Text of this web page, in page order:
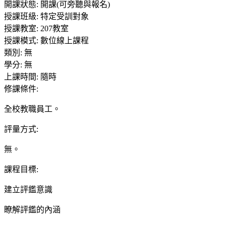
開課狀態: 開課(可旁聽與報名)
授課班級: 特定受訓對象
授課教室: 207教室
授課模式: 數位線上課程
類別 : 無
學分: 無
上課時間: 隨時
修課條件:
全校教職員工。
評量方式:
無。
課程目標:
建立評鑑意識
瞭解評鑑的內涵